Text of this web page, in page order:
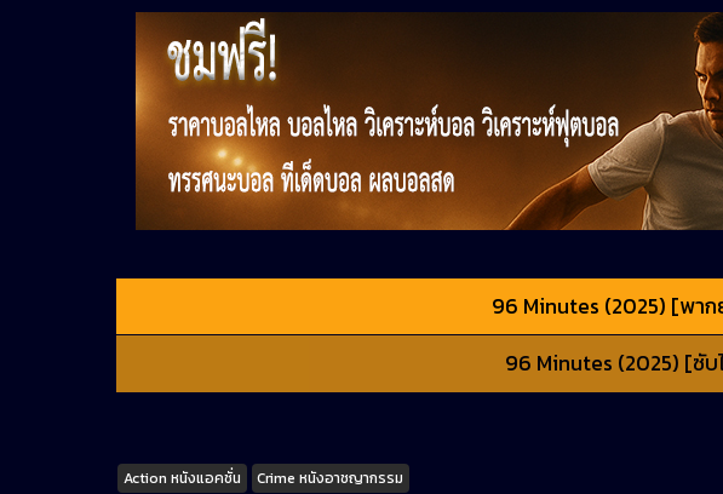
96 Minutes (2025) [พาก
96 Minutes (2025) [ซับ
Tags
Action หนังแอคชั่น Crime หนังอาชญากรรม